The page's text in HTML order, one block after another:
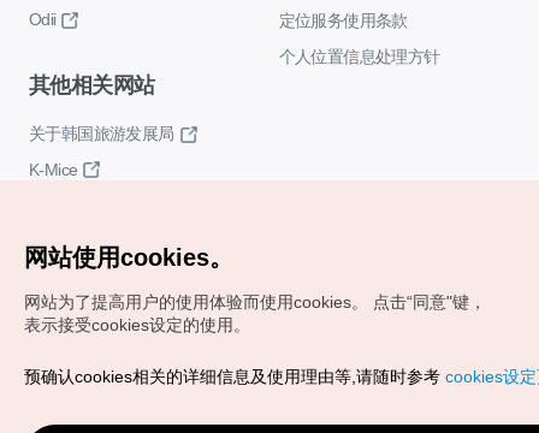
Odii
定位服务使用条款
个人位置信息处理方针
其他相关网站
关于韩国旅游发展局
K-Mice
Copyrights (c) 韩国旅游发展局版权所有
VISITKOREA官方邮箱
网站使用cookies。
网站为了提高用户的使用体验而使用cookies。
点击“同意"键，
表示接受cookies设定的使用。
预确认cookies相关的详细信息及使用理由等,请随时参考 cookies设